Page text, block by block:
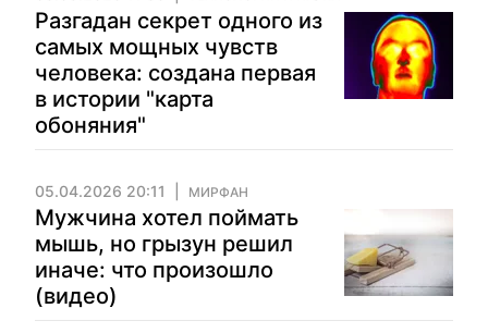
Разгадан секрет одного из
самых мощных чувств
человека: создана первая
в истории "карта
обоняния"
05.04.2026 20:11 МИРФАН
Мужчина хотел поймать
мышь, но грызун решил
иначе: что произошло
(видео)